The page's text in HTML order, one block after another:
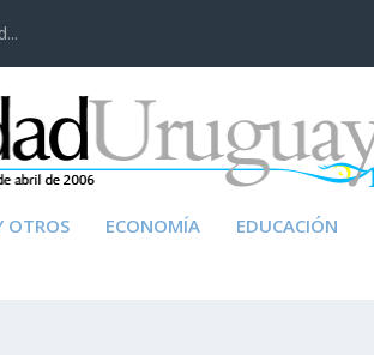
OTROS ECONOMÍA EDUCACIÓN